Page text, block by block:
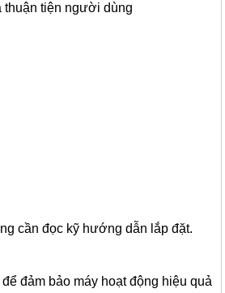
thuận tiện người dùng
cần đọc kỹ hướng dẫn lắp đặt.
đảm bảo máy hoạt động hiệu quả